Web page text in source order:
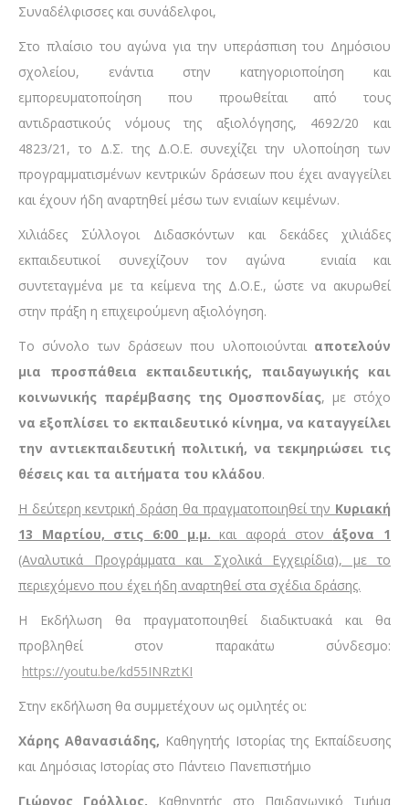
Συναδέλφισσες και συνάδελφοι,
Στο πλαίσιο του αγώνα για την υπεράσπιση του Δημόσιου
σχολείου, ενάντια στην κατηγοριοποίηση και
εμπορευματοποίηση που προωθείται από τους
αντιδραστικούς νόμους της αξιολόγησης, 4692/20 και
4823/21, το Δ.Σ. της Δ.Ο.Ε. συνεχίζει την υλοποίηση των
προγραμματισμένων κεντρικών δράσεων που έχει αναγγείλει
και έχουν ήδη αναρτηθεί μέσω των ενιαίων κειμένων.
Χιλιάδες Σύλλογοι Διδασκόντων και δεκάδες χιλιάδες
εκπαιδευτικοί συνεχίζουν τον αγώνα ενιαία και
συντεταγμένα με τα κείμενα της Δ.Ο.Ε., ώστε να ακυρωθεί
στην πράξη η επιχειρούμενη αξιολόγηση.
Το σύνολο των δράσεων που υλοποιούνται αποτελούν
μια προσπάθεια εκπαιδευτικής, παιδαγωγικής και
κοινωνικής παρέμβασης της Ομοσπονδίας, με στόχο
να εξοπλίσει το εκπαιδευτικό κίνημα, να καταγγείλει
την αντιεκπαιδευτική πολιτική, να τεκμηριώσει τις
θέσεις και τα αιτήματα του κλάδου.
Η δεύτερη κεντρική δράση θα πραγματοποιηθεί την Κυριακή
13 Μαρτίου, στις 6:00 μ.μ. και αφορά στον άξονα 1
(Αναλυτικά Προγράμματα και Σχολικά Εγχειρίδια), με το
περιεχόμενο που έχει ήδη αναρτηθεί στα σχέδια δράσης.
Η Εκδήλωση θα πραγματοποιηθεί διαδικτυακά και θα
προβληθεί στον παρακάτω σύνδεσμο:
https://youtu.be/kd55INRztKI
Στην εκδήλωση θα συμμετέχουν ως ομιλητές οι:
Χάρης Αθανασιάδης, Καθηγητής Ιστορίας της Εκπαίδευσης
και Δημόσιας Ιστορίας στο Πάντειο Πανεπιστήμιο
Γιώργος Γρόλλιος, Καθηγητής στο Παιδαγωγικό Τμήμα